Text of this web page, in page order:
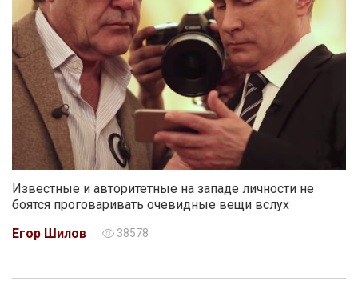
Известные и авторитетные на западе личности не
боятся проговаривать очевидные вещи вслух
Егор Шилов
38578